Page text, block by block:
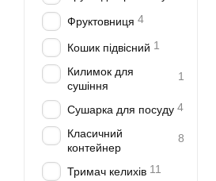
Фруктовниця 4
Кошик підвісний 1
Килимок для
сушіння
1
Сушарка для посуду 4
Класичний
контейнер
8
Тримач келихів 11